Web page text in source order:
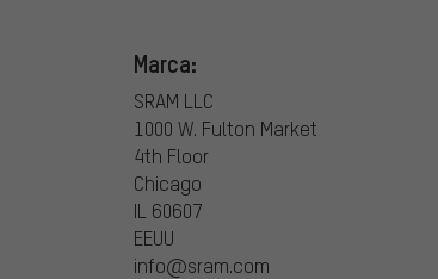
Marca:
SRAM LLC
1000 W. Fulton Market
4th Floor
Chicago
IL 60607
EEUU
info@sram.com